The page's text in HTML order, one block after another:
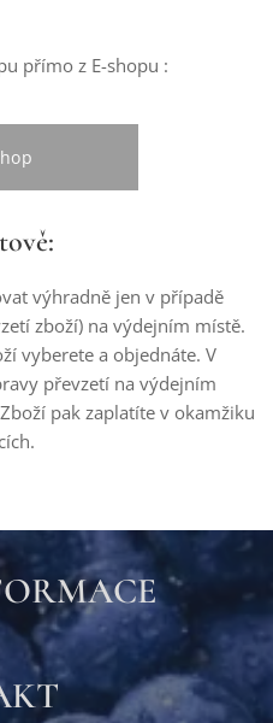
přímo z E-shopu :
výhradně jen v případě
zboží) na výdejním místě.
vyberete a objednáte. V
převzetí na výdejním
pak zaplatíte v okamžiku